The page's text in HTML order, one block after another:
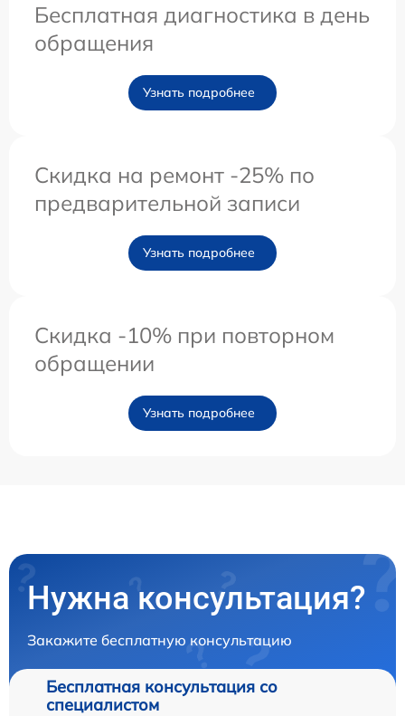
Бесплатная диагностика в день
обращения
Узнать подробнее
Скидка на ремонт -25% по
предварительной записи
Узнать подробнее
Скидка -10% при повторном
обращении
Узнать подробнее
Нужна консультация?
Закажите бесплатную консультацию
Бесплатная консультация со
специалистом